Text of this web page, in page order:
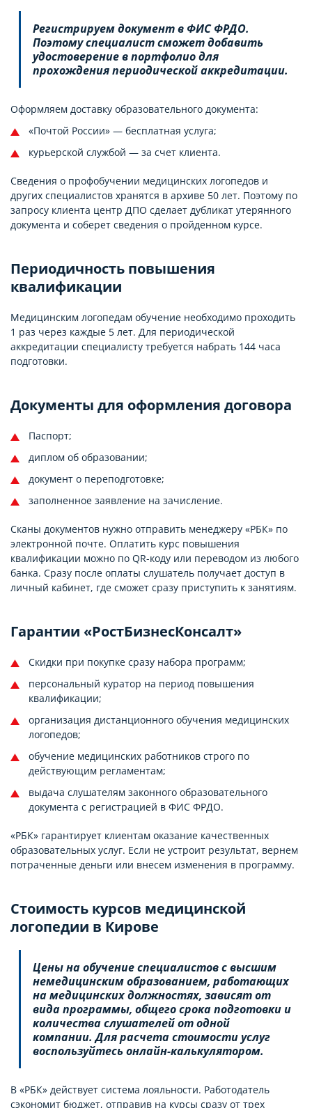
Регистрируем документ в ФИС ФРДО.
Поэтому специалист сможет добавить
удостоверение в портфолио для
прохождения периодической аккредитации.
Оформляем доставку образовательного документа:
«Почтой России» — бесплатная услуга;
курьерской службой — за счет клиента.
Сведения о профобучении медицинских логопедов и
других специалистов хранятся в архиве 50 лет. Поэтому по
запросу клиента центр ДПО сделает дубликат утерянного
документа и соберет сведения о пройденном курсе.
Периодичность повышения
квалификации
Медицинским логопедам обучение необходимо проходить
1 раз через каждые 5 лет. Для периодической
аккредитации специалисту требуется набрать 144 часа
подготовки.
Документы для оформления договора
Паспорт;
диплом об образовании;
документ о переподготовке;
заполненное заявление на зачисление.
Сканы документов нужно отправить менеджеру «РБК» по
электронной почте. Оплатить курс повышения
квалификации можно по QR-коду или переводом из любого
банка. Сразу после оплаты слушатель получает доступ в
личный кабинет, где сможет сразу приступить к занятиям.
Гарантии «РостБизнесКонсалт»
Скидки при покупке сразу набора программ;
персональный куратор на период повышения
квалификации;
организация дистанционного обучения медицинских
логопедов;
обучение медицинских работников строго по
действующим регламентам;
выдача слушателям законного образовательного
документа с регистрацией в ФИС ФРДО.
«РБК» гарантирует клиентам оказание качественных
образовательных услуг. Если не устроит результат, вернем
потраченные деньги или внесем изменения в программу.
Стоимость курсов медицинской
логопедии в Кирове
Цены на обучение специалистов с высшим
немедицинским образованием, работающих
на медицинских должностях, зависят от
вида программы, общего срока подготовки и
количества слушателей от одной
компании. Для расчета стоимости услуг
воспользуйтесь онлайн-калькулятором.
В «РБК» действует система лояльности. Работодатель
сэкономит бюджет, отправив на курсы сразу от трех